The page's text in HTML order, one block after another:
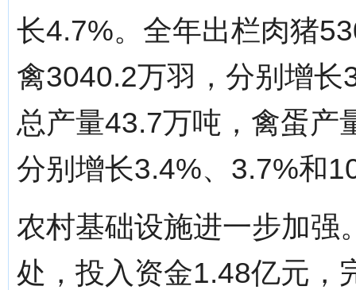
长4.7%。全年出栏肉猪
禽3040.2万羽，分别增
总产量43.7万吨，禽蛋产
分别增长3.4%、3.7%和
农村基础设施进一步加强
处，投入资金1.48亿元，